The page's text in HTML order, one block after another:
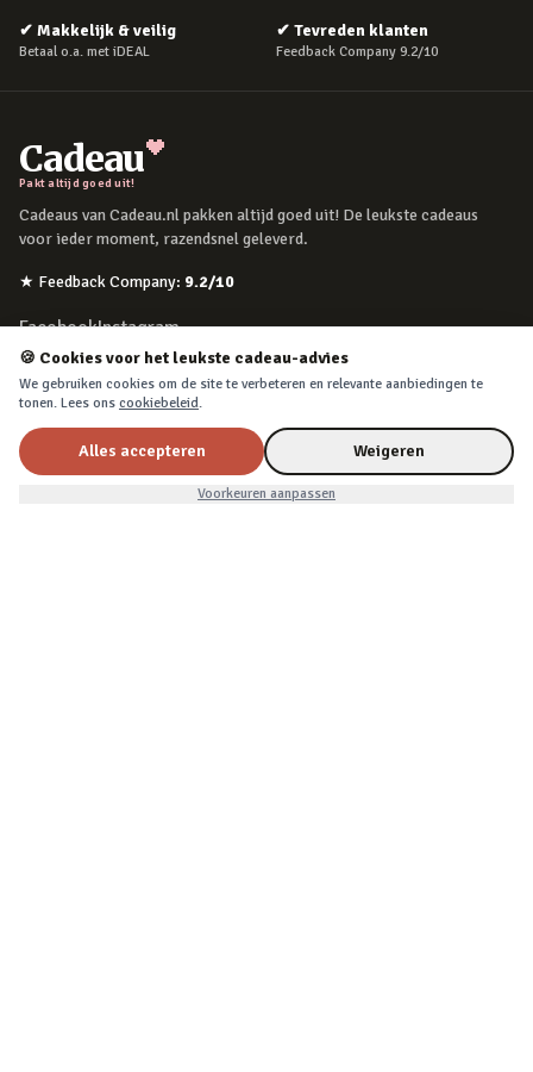
✔ Makkelijk & veilig
Betaal o.a. met iDEAL
✔ Tevreden klanten
Feedback Company 9.2/10
Cadeau
Pakt altijd goed uit!
Cadeaus van Cadeau.nl pakken altijd goed uit! De leukste cadeaus
voor ieder moment, razendsnel geleverd.
★ Feedback Company: 9.2/10
FacebookInstagram
POPULAIRE MOMENTEN
Verjaardag
Moederdag
🍪 Cookies voor het leukste cadeau-advies
We gebruiken cookies om de site te verbeteren en relevante aanbiedingen te
tonen. Lees ons cookiebeleid.
Alles accepteren Weigeren
Voorkeuren aanpassen